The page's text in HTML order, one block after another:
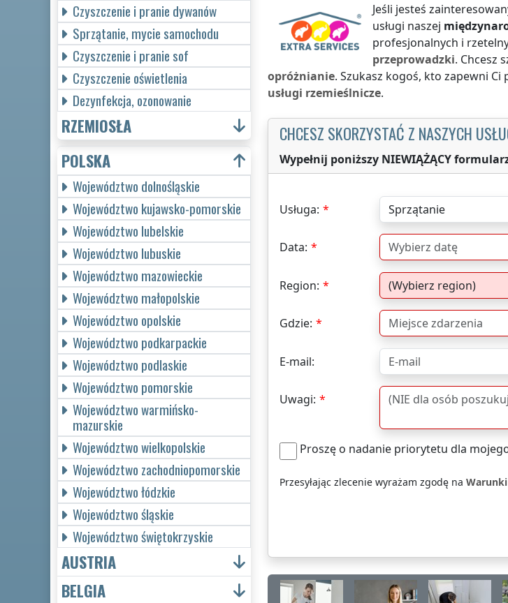
Jeśli jesteś
usługi naszej
profesjonalnych i
przeprowadzki. Chcesz
opróżnianie. Szukasz kogoś, kto zapewni
usługi rzemieślnicze.
CHCESZ SKORZYSTAĆ Z NASZYCH
Wypełnij poniższy NIEWIĄŻĄCY
Usługa:
Data:
Region:
Gdzie:
E-mail:
Uwagi:
Proszę o nadanie priorytetu dla
Przesyłając zlecenie wyrażam zgodę na
Czyszczenie i pranie dywanów
Sprzątanie, mycie samochodu
Czyszczenie i pranie sof
Czyszczenie oświetlenia
Dezynfekcja, ozonowanie
RZEMIOSŁA
POLSKA
Województwo dolnośląskie
Województwo kujawsko-pomorskie
Województwo lubelskie
Województwo lubuskie
Województwo mazowieckie
Województwo małopolskie
Województwo opolskie
Województwo podkarpackie
Województwo podlaskie
Województwo pomorskie
Województwo warmińsko-
mazurskie
Województwo wielkopolskie
Województwo zachodniopomorskie
Województwo łódzkie
Województwo śląskie
Województwo świętokrzyskie
AUSTRIA
BELGIA